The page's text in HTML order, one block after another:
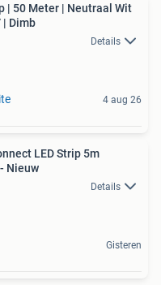
| 50 Meter | Neutraal Wit
| Dimb
Details
4 aug 26
LED Strip 5m
Nieuw
Details
Gisteren